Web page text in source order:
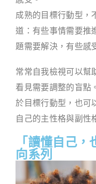
成熟的目標行動型，
道：有些事情需要推
題需要解決，有些感
常常自我檢視可以幫
看見需要調整的盲點
於目標行動型，也可
自己的主性格與副性
「讀懂自己
向系列